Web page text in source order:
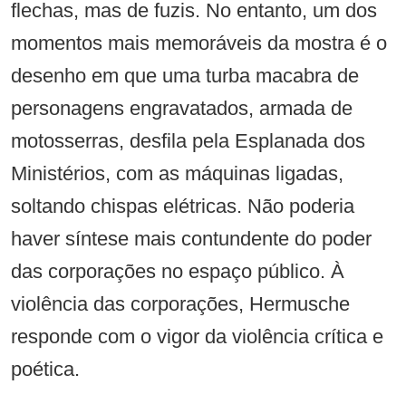
flechas, mas de fuzis. No entanto, um dos
momentos mais memoráveis da mostra é o
desenho em que uma turba macabra de
personagens engravatados, armada de
motosserras, desfila pela Esplanada dos
Ministérios, com as máquinas ligadas,
soltando chispas elétricas. Não poderia
haver síntese mais contundente do poder
das corporações no espaço público. À
violência das corporações, Hermusche
responde com o vigor da violência crítica e
poética.